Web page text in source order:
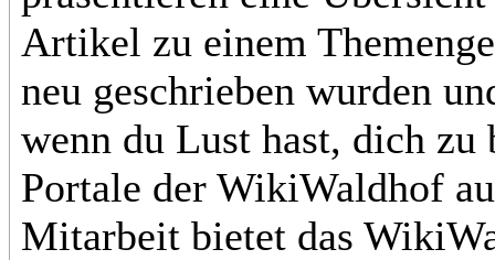
Artikel zu einem
neu geschrieben wurden
wenn du Lust hast, dich
Portale der WikiWaldhof
Mitarbeit bietet das